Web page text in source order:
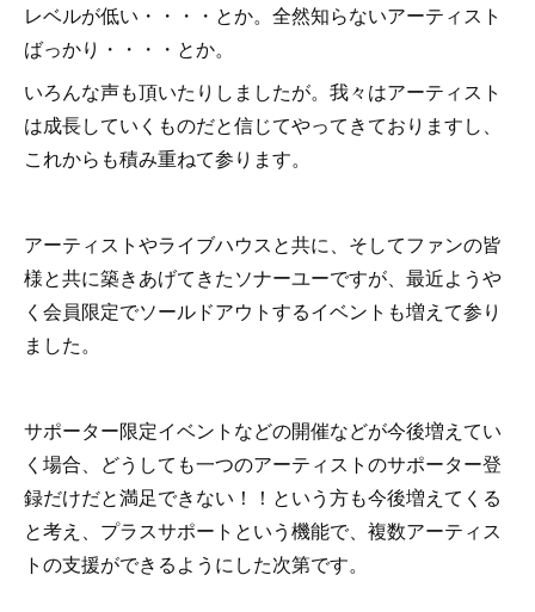
レベルが低い・・・・とか。全然知らないアーティスト
ばっかり・・・・とか。
いろんな声も頂いたりしましたが。我々はアーティスト
は成長していくものだと信じてやってきておりますし、
これからも積み重ねて参ります。
アーティストやライブハウスと共に、そしてファンの皆
様と共に築きあげてきたソナーユーですが、最近ようや
く会員限定でソールドアウトするイベントも増えて参り
ました。
サポーター限定イベントなどの開催などが今後増えてい
く場合、どうしても一つのアーティストのサポーター登
録だけだと満足できない！！という方も今後増えてくる
と考え、プラスサポートという機能で、複数アーティス
トの支援ができるようにした次第です。